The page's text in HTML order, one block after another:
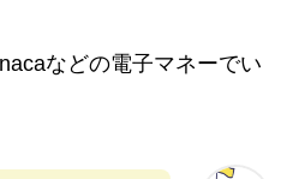
などの電子マネーでい